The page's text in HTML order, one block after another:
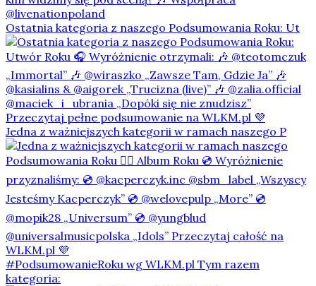
Ostatnia kategoria z naszego Podsumowania Roku: Ut
Jedna z ważniejszych kategorii w ramach naszego P
#PodsumowanieRoku wg WLKM.pl Tym razem
kategoria: